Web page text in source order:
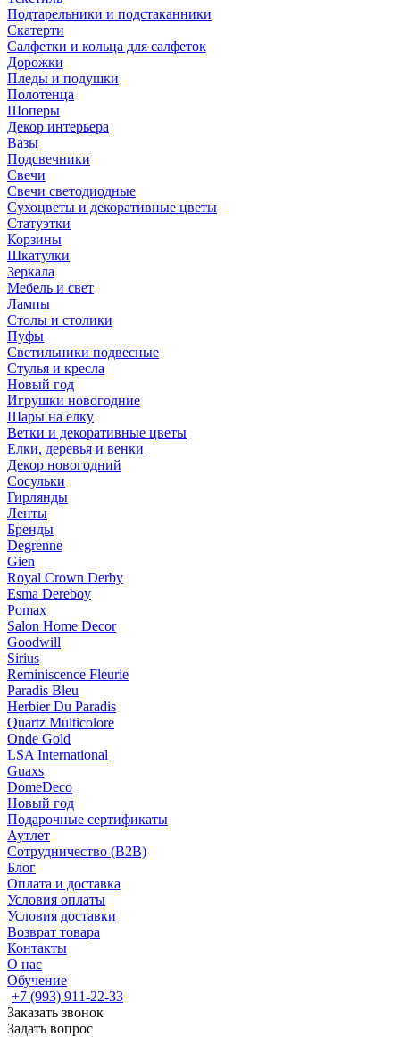
Подтарельники и подстаканники
Скатерти
Салфетки и кольца для салфеток
Дорожки
Пледы и подушки
Полотенца
Шоперы
Декор интерьера
Вазы
Подсвечники
Свечи
Свечи светодиодные
Сухоцветы и декоративные цветы
Статуэтки
Корзины
Шкатулки
Зеркала
Мебель и свет
Лампы
Столы и столики
Пуфы
Светильники подвесные
Стулья и кресла
Новый год
Игрушки новогодние
Шары на елку
Ветки и декоративные цветы
Елки, деревья и венки
Декор новогодний
Сосульки
Гирлянды
Ленты
Бренды
Degrenne
Gien
Royal Crown Derby
Esma Dereboy
Pomax
Salon Home Decor
Goodwill
Sirius
Reminiscence Fleurie
Paradis Bleu
Herbier Du Paradis
Quartz Multicolore
Onde Gold
LSA International
Guaxs
DomeDeco
Новый год
Подарочные сертификаты
Аутлет
Сотрудничество (B2B)
Блог
Оплата и доставка
Условия оплаты
Условия доставки
Возврат товара
Контакты
О нас
Обучение
+7 (993) 911-22-33
Заказать звонок
Задать вопрос